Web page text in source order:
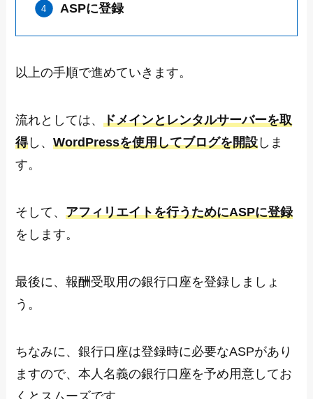
ASPに登録
以上の手順で進めていきます。
流れとしては、ドメインとレンタルサーバーを取
得し、WordPressを使用してブログを開設 しま
す。
そして、アフィリエイトを行うためにASPに登録
をします。
最後に、報酬受取用の銀行口座を登録しましょ
う。
ちなみに、銀行口座は登録時に必要なASPがあり
ますので、本人名義の銀行口座を予め用意してお
くとスムーズです。